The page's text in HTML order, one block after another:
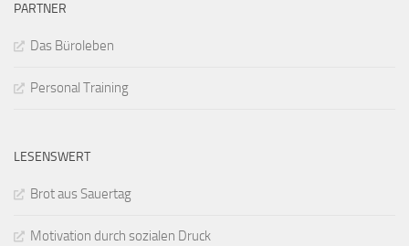
PARTNER
Das Büroleben
Personal Training
LESENSWERT
Brot aus Sauertag
Motivation durch sozialen Druck